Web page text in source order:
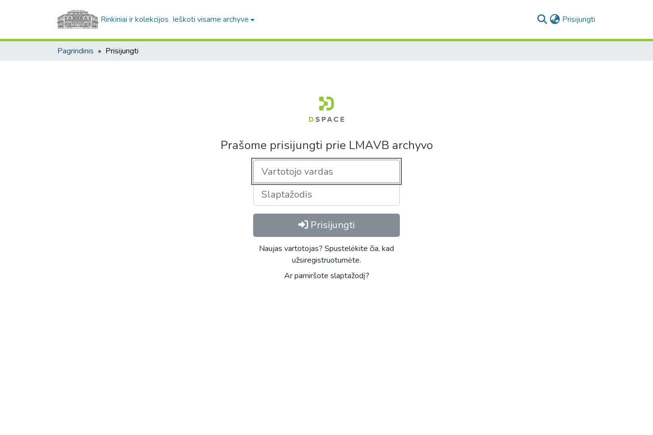
Rinkiniai ir kolekcijos Ieškoti visame archyve Prisijungti
Pagrindinis Prisijungti
Prašome prisijungti prie LMAVB archyvo
Prisijungti
Naujas vartotojas? Spustelėkite čia, kad
užsiregistruotumėte.
Ar pamiršote slaptažodį?